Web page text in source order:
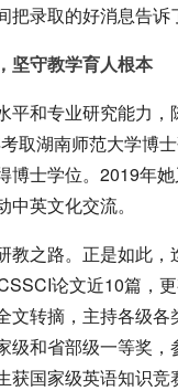
把录取的好消息告诉
坚守教学育人根本
平和专业研究能力，
取湖南师范大学博
博士学位。2019年
英文化交流。
教之路。正是如此，
论文近10篇，
文转摘，主持各级各
级和省部级一等奖，
获国家级英语知识竞